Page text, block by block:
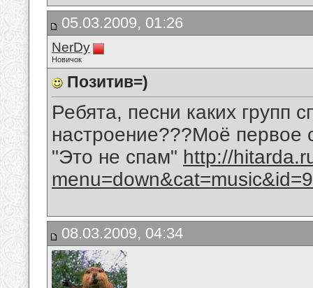
05.03.2009, 01:26
NerDy
Новичок
Позитив=)
Ребята, песни каких групп
настроение???Моё первое
"Это не спам" http://
menu=down&cat=music&id=9
08.03.2009, 04:34